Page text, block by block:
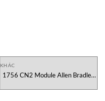
KHÁC
1756 CN2 Module Allen Bradley